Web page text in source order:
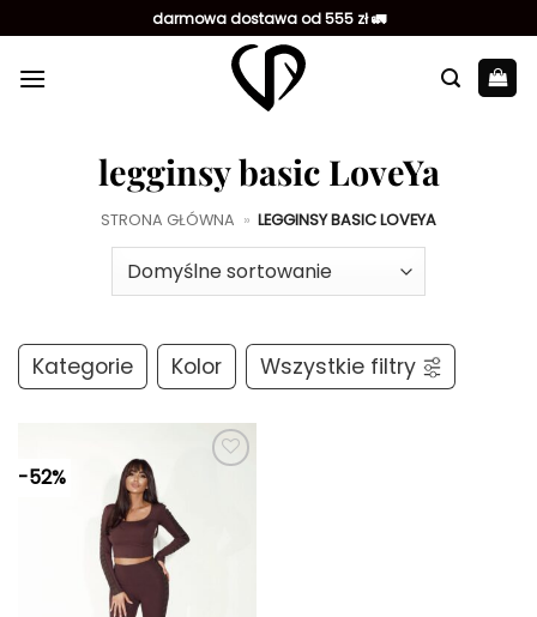
do
zawartości
darmowa dostawa od 555 zł 🚛
legginsy basic LoveYa
STRONA GŁÓWNA » LEGGINSY BASIC LOVEYA
Kategorie Kolor Wszystkie filtry
-52%